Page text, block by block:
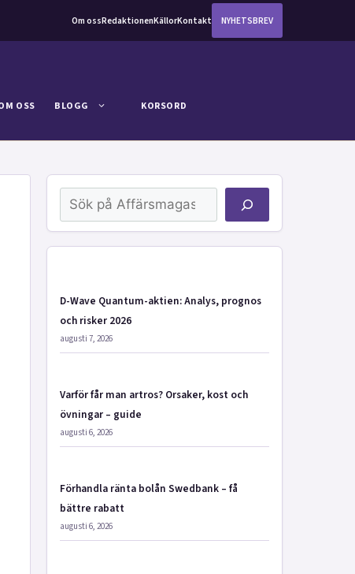
Om ossRedaktionenKällorKontakt NYHETSBREV
OSS BLOGG KORSORD
Sök
D-Wave Quantum-aktien: Analys, prognos
och risker 2026
augusti 7, 2026
Varför får man artros? Orsaker, kost och
övningar – guide
augusti 6, 2026
Förhandla ränta bolån Swedbank – få
bättre rabatt
augusti 6, 2026